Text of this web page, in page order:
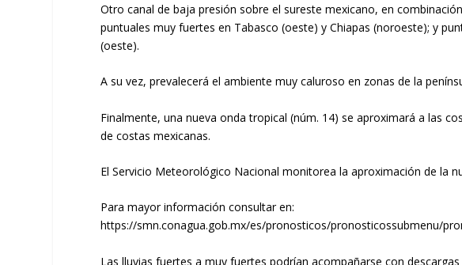
Otro canal de baja presión sobre el sureste mexicano, en
puntuales muy fuertes en Tabasco (oeste) y Chiapas (noroeste); y
(oeste).
A su vez, prevalecerá el ambiente muy caluroso en zonas de la
Finalmente, una nueva onda tropical (núm. 14) se aproximará a las
de costas mexicanas.
El Servicio Meteorológico Nacional monitorea la aproximación de la
Para mayor información consultar en:
https://smn.conagua.gob.mx/es/pronosticos/pronosticossubmenu/
Las lluvias fuertes a muy fuertes podrían acompañarse con